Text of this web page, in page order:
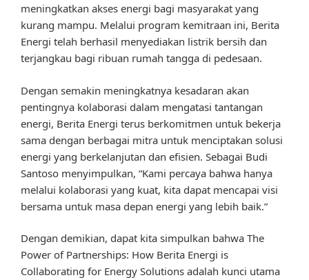
meningkatkan akses energi bagi masyarakat yang
kurang mampu. Melalui program kemitraan ini, Berita
Energi telah berhasil menyediakan listrik bersih dan
terjangkau bagi ribuan rumah tangga di pedesaan.
Dengan semakin meningkatnya kesadaran akan
pentingnya kolaborasi dalam mengatasi tantangan
energi, Berita Energi terus berkomitmen untuk bekerja
sama dengan berbagai mitra untuk menciptakan solusi
energi yang berkelanjutan dan efisien. Sebagai Budi
Santoso menyimpulkan, “Kami percaya bahwa hanya
melalui kolaborasi yang kuat, kita dapat mencapai visi
bersama untuk masa depan energi yang lebih baik.”
Dengan demikian, dapat kita simpulkan bahwa The
Power of Partnerships: How Berita Energi is
Collaborating for Energy Solutions adalah kunci utama